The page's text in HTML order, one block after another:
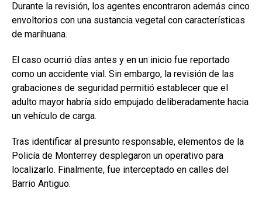
Durante la revisión, los agentes encontraron además cinco
envoltorios con una sustancia vegetal con características
de marihuana.
El caso ocurrió días antes y en un inicio fue reportado
como un accidente vial. Sin embargo, la revisión de las
grabaciones de seguridad permitió establecer que el
adulto mayor habría sido empujado deliberadamente hacia
un vehículo de carga.
Tras identificar al presunto responsable, elementos de la
Policía de Monterrey desplegaron un operativo para
localizarlo. Finalmente, fue interceptado en calles del
Barrio Antiguo.